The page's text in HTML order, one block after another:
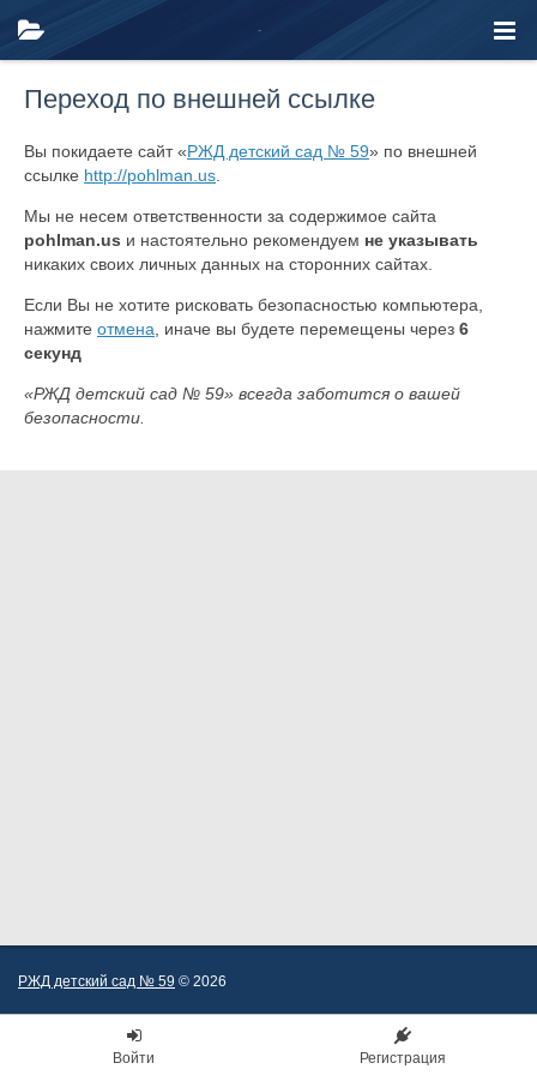
Переход по внешней ссылке
Вы покидаете сайт «РЖД детский сад № 59» по внешней
ссылке http://pohlman.us
Мы не несем ответственности за содержимое сайта
pohlman.us и настоятельно рекомендуем не указывать
никаких своих личных данных на сторонних сайтах.
Если Вы не хотите рисковать безопасностью компьютера,
нажмите отмена , иначе вы будете перемещены через 6
секунд
«РЖД детский сад № 59» всегда заботится о вашей
безопасности.
РЖД детский сад № 59 © 2026
Войти Регистрация